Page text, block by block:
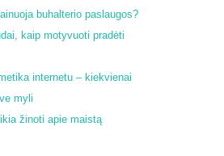
buhalterio paslaugos?
kaip motyvuoti pradėti
internetu – kiekvienai
myli
žinoti apie maistą